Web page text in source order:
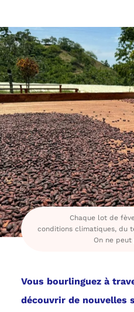
Chaque lot de
conditions climatiques, du
On ne
Vous bourlinguez à
découvrir de nouvelles